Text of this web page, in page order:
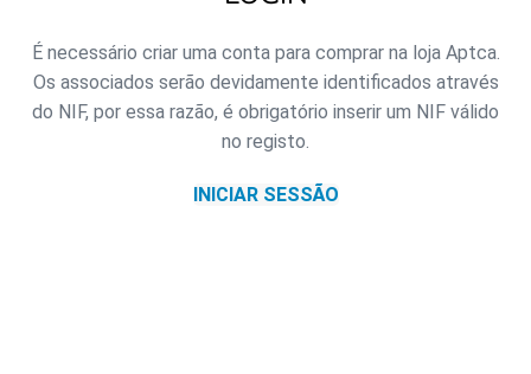
É necessário criar uma conta para comprar na loja Aptca.
Os associados serão devidamente identificados através
do NIF, por essa razão, é obrigatório inserir um NIF válido
no registo.
INICIAR SESSÃO